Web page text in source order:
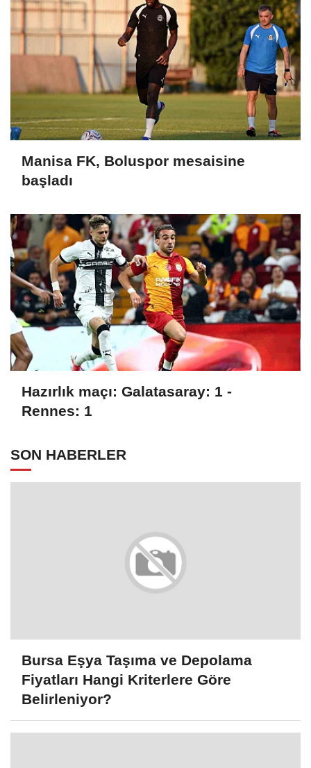
Manisa FK, Boluspor mesaisine
başladı
Hazırlık maçı: Galatasaray: 1 -
Rennes: 1
SON HABERLER
Bursa Eşya Taşıma ve Depolama
Fiyatları Hangi Kriterlere Göre
Belirleniyor?